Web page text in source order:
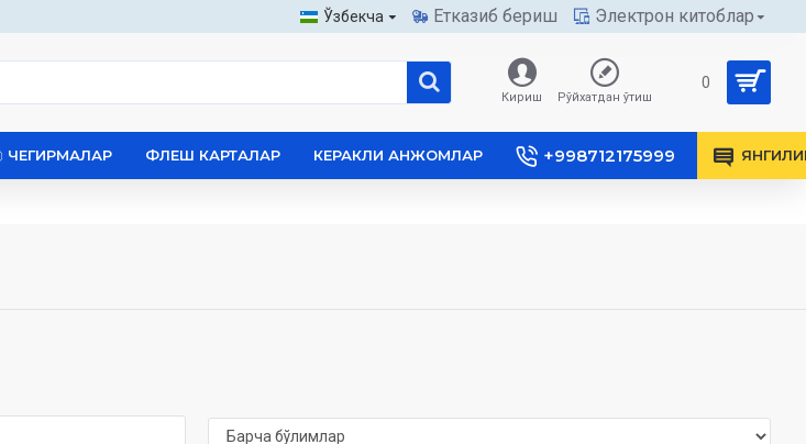
Ўзбекча Етказиб бериш Электрон китоблар
Кириш Рўйхатдан ўтиш
0
ЧЕГИРМАЛАР ФЛЕШ КАРТАЛАР КЕРАКЛИ АНЖОМЛАР +998712175999